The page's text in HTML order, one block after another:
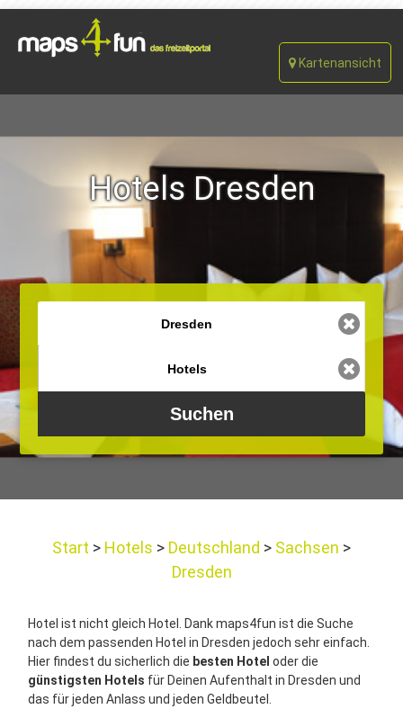
Kartenansicht
Hotels Dresden
Start Hotels Deutschland
Sachsen
Dresden
Hotel ist nicht gleich Hotel. Dank maps4fun ist die Suche
nach dem passenden Hotel in Dresden jedoch sehr einfach.
Hier findest du sicherlich die besten Hotel oder die
günstigsten Hotels für Deinen Aufenthalt in Dresden und
das für jeden Anlass und jeden Geldbeutel.